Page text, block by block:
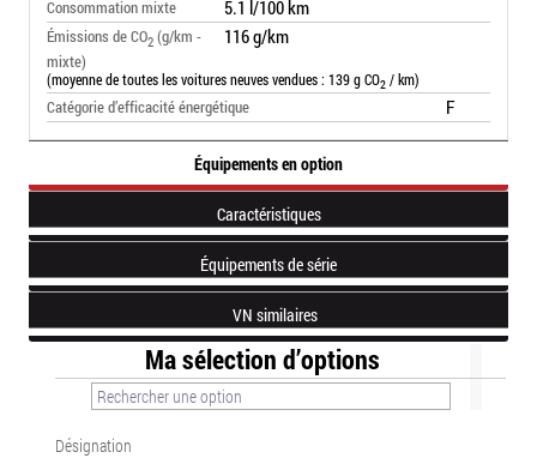
Équipements en option
Caractéristiques
Équipements de série
VN similaires
Ma sélection d’options
Désignation
Consommation mixte 5.1 l/100 km
Émissions de CO2 (g/km -
mixte)
116 g/km
(moyenne de toutes les voitures neuves vendues : 139 g CO2 / km)
Catégorie d’efficacité énergétique F